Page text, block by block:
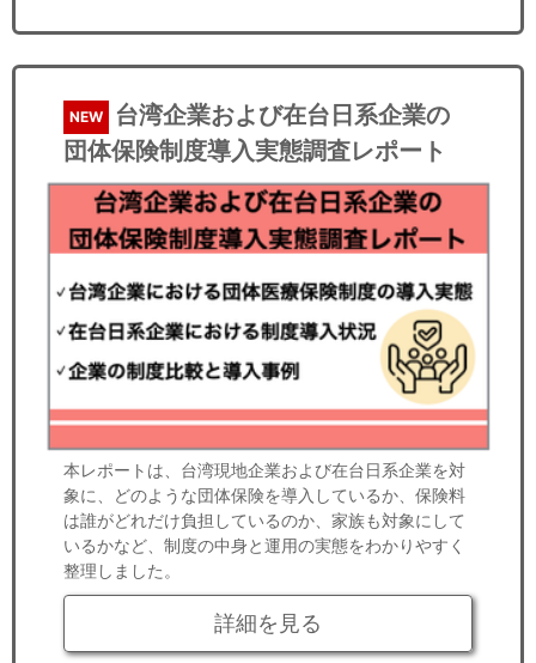
NEW
台湾企業および在台日系企業の
団体保険制度導入実態調査レポート
本レポートは、台湾現地企業および在台日系企業を対
象に、どのような団体保険を導入しているか、保険料
は誰がどれだけ負担しているのか、家族も対象にして
いるかなど、制度の中身と運用の実態をわかりやすく
整理しました。
詳細を見る